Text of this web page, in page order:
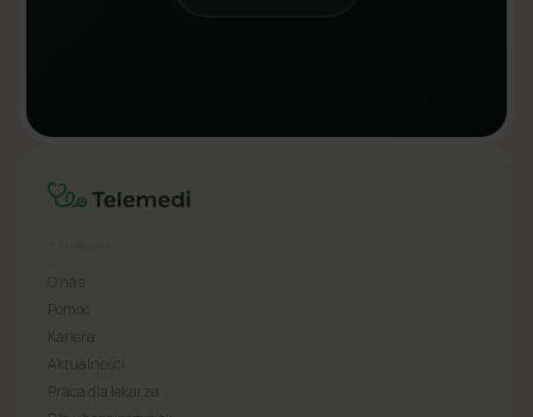
O nas
Pomoc
Kariera
Aktualności
Praca dla lekarza